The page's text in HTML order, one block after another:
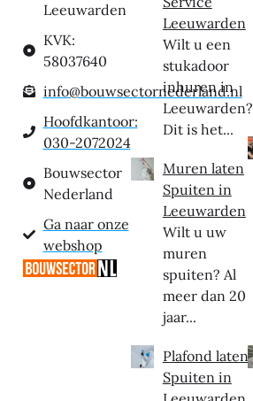
Leeuwarden
KVK:
58037640
info@bouwsectornederland.nl
Hoofdkantoor:
030-2072024
Bouwsector
Nederland
Ga naar onze
webshop
Leeuwarden
Wilt u een
stukadoor
inhuren in
Leeuwarden?
Dit is het...
Muren laten
Spuiten in
Leeuwarden
Wilt u uw
muren
spuiten? Al
meer dan 20
jaar...
Plafond laten
Spuiten in